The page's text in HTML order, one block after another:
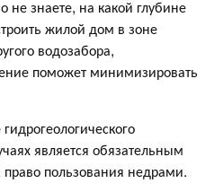
не знаете, на какой глубине
жилой дом в зоне
водозабора,
поможет минимизировать
является обязательным
пользования недрами.